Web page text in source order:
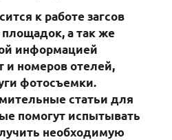
к работе загсов
а так же
информацией
и номеров отелей,
фотосъемки.
статьи для
помогут испытывать
необходимую